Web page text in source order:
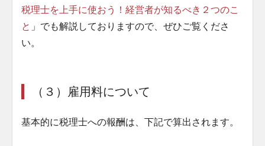
税理士を上手に使おう！経営者が知るべき２つのこ
と 」でも解説しておりますので、ぜひご覧くださ
い。
（３）雇用料について
基本的に税理士への報酬は、下記で算出されます。